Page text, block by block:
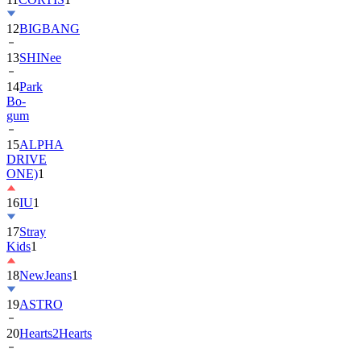
13SHINee
14Park
Bo-
gum
15ALPHA
DRIVE
ONE)1
16IU1
17Stray
Kids
18NewJeans
19ASTRO
20Hearts2Hearts
21songhyekyo